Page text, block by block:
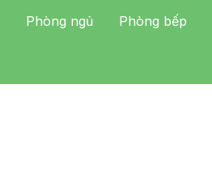
Phòng ngủ Phòng bếp